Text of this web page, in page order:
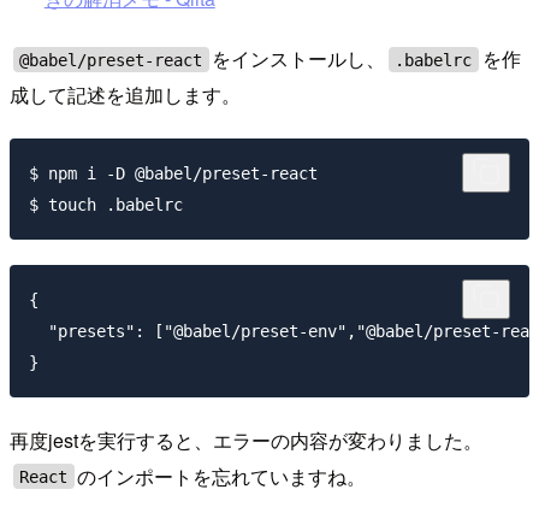
@babel/preset-react をインストールし、 .babelrc
を作
成して記述を追加します。
$ npm i -D @babel/preset-react
{
"presets": ["@babel/preset-env","@babel/preset-
再度jestを実行すると、エラーの内容が変わりました。
React のインポートを忘れていますね。